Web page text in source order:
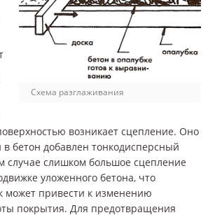
Схема разглаживания
возникает сцепление. Оно
в бетон добавлен тонкодисперсный
случае слишком большое сцепление
уложенного бетона, что
может привести к изменению
покрытия. Для предотвращения